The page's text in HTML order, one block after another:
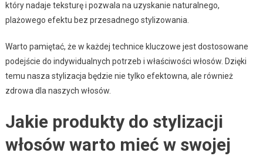
który nadaje teksturę i pozwala na uzyskanie naturalnego,
plażowego efektu bez przesadnego stylizowania.
Warto pamiętać, że w każdej technice kluczowe jest dostosowane
podejście do indywidualnych potrzeb i właściwości włosów. Dzięki
temu nasza stylizacja będzie nie tylko efektowna, ale również
zdrowa dla naszych włosów.
Jakie produkty do stylizacji
włosów warto mieć w swojej